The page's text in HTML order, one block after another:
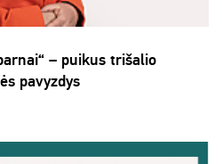
– puikus trišalio
pavyzdys